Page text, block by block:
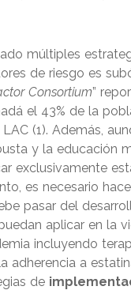
múltiples
de riesgo es
Consortium”
el 43% de la
(1). Además,
y la educación
exclusivamente
es necesario
pasar del
aplicar en la
incluyendo
adherencia a
de